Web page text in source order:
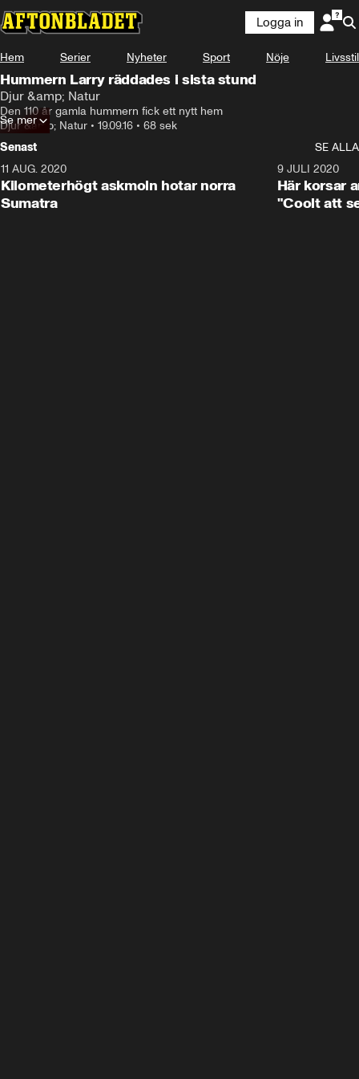
Logga in
Hem Serier Nyheter Sport Nöje Livsstil
Hummern Larry räddades i sista stund
Djur &amp; Natur
Den 110 år gamla hummern fick ett nytt hem
Djur &amp; Natur • 19.09.16 • 68 sek
Se mer
Senast
SE ALLA
11 AUG. 2020
Kilometerhögt askmoln hotar norra
Sumatra
9 JULI 2020
Här korsar
"Coolt att